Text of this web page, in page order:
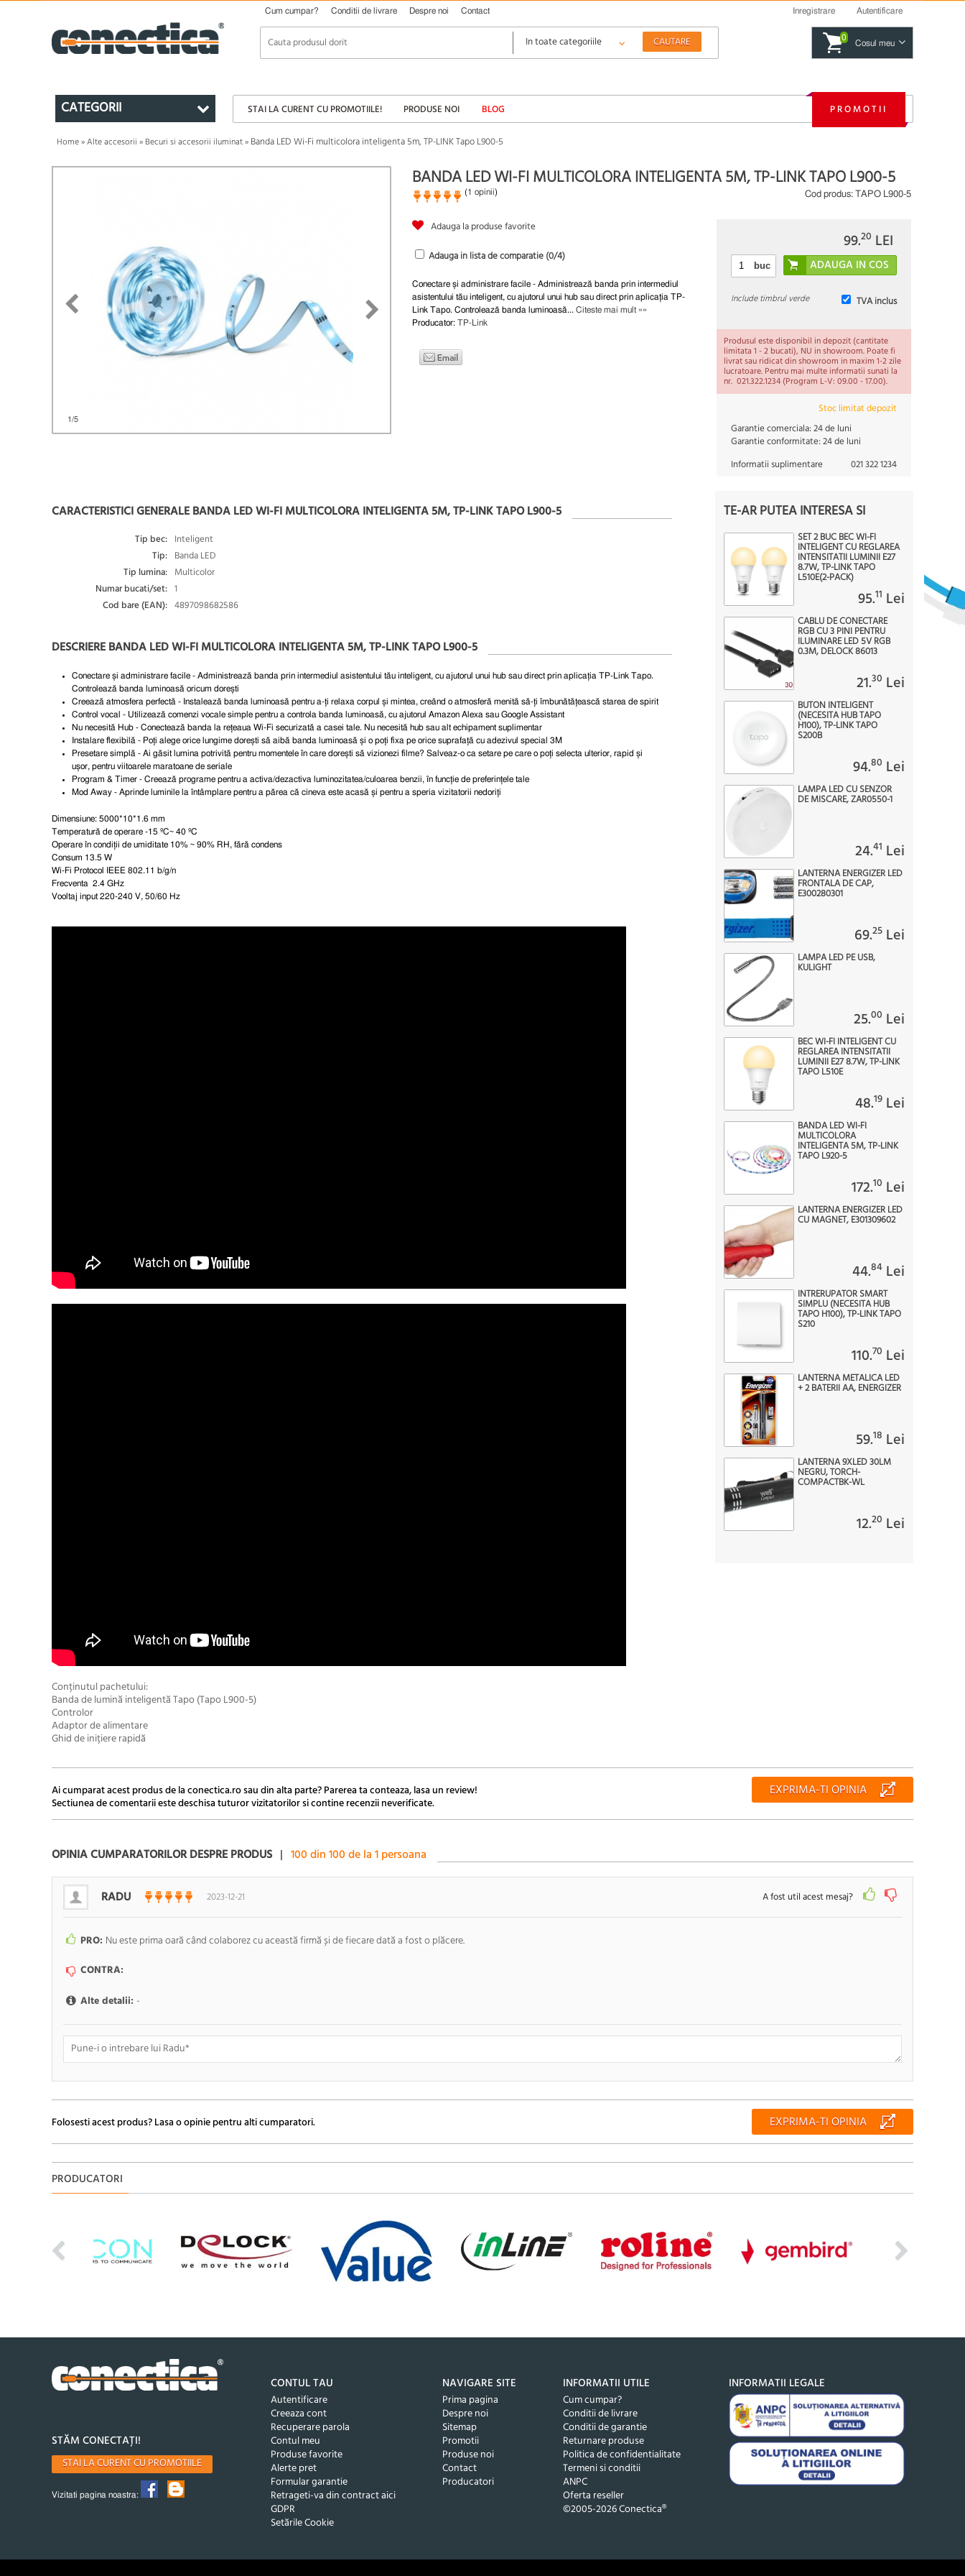
Cum cumpar? Conditii de livrare Despre noi Contact Inregistrare Autentificare
0
Cosul meu
CATEGORII STAI LA CURENT CU PROMOTIILE! PRODUSE NOI BLOG PROMOTII
Home»Alte accesorii » Becuri si accesorii iluminat» Banda LED Wi-Fi multicolora inteligenta 5m, TP-LINK Tapo L900-5
1/5
BANDA LED WI-FI MULTICOLORA INTELIGENTA 5M, TP-LINK TAPO L900-5
(1 opinii) Cod produs: TAPO L900-5
Adauga la produse favorite
Adauga in lista de comparatie (0/4)
Conectare și administrare facile - Administrează banda prin intermediul
asistentului tău inteligent, cu ajutorul unui hub sau direct prin aplicația TP-
Link Tapo. Controlează banda luminoasă... Citeste mai mult »»
Producator: TP-Link
99.20 LEI
buc
TVA inclus
Include timbrul verde
Produsul este disponibil in depozit (cantitate
limitata 1 - 2 bucati), NU in showroom. Poate fi
livrat sau ridicat din showroom in maxim 1-2 zile
lucratoare. Pentru mai multe informatii sunati la
nr. 021.322.1234 (Program L-V: 09.00 - 17.00).
Stoc limitat depozit
Garantie comerciala:24 de luni
Garantie conformitate:24 de luni
Informatii suplimentare
021 322 1234
CARACTERISTICI GENERALE BANDA LED WI-FI MULTICOLORA INTELIGENTA 5M, TP-LINK TAPO L900-5
Tip bec: Inteligent
Tip: Banda LED
Tip lumina: Multicolor
Numar bucati/set: 1
Cod bare (EAN): 4897098682586
DESCRIERE BANDA LED WI-FI MULTICOLORA INTELIGENTA 5M, TP-LINK TAPO L900-5
Conectare și administrare facile- Administrează banda prin intermediul asistentului tău inteligent, cu ajutorul unui hub sau direct prin aplicația TP-Link Tapo.
Controlează banda luminoasă oricum dorești
Creează atmosfera perfectă- Instalează banda luminoasă pentru a-ți relaxa corpul și mintea, creând o atmosferă menită să-ți îmbunătățească starea de spirit
Control vocal- Utilizează comenzi vocale simple pentru a controla banda luminoasă, cu ajutorul Amazon Alexa sau Google Assistant
Nu necesită Hub - Conectează banda la rețeaua Wi-Fi securizată a casei tale. Nu necesită hub sau alt echipament suplimentar
Instalare flexibilă - Poți alege orice lungime dorești să aibă banda luminoasă și o poți fixa pe orice suprafață cu adezivul special 3M
Presetare simplă - Ai găsit lumina potrivită pentru momentele în care dorești să vizionezi filme? Salveaz-o ca setare pe care o poți selecta ulterior, rapid și
ușor, pentru viitoarele maratoane de seriale
Program & Timer- Creează programe pentru a activa/dezactiva luminozitatea/culoarea benzii, în funcție de preferințele tale
Mod Away- Aprinde luminile la întâmplare pentru a părea că cineva este acasă și pentru a speria vizitatorii nedoriți
Dimensiune: 5000*10*1.6 mm
Temperatură de operare -15 ºC~ 40 ºC
Operare în condiții de umiditate 10% ~ 90% RH, fără condens
Consum 13.5 W
Wi-Fi Protocol
IEEE 802.11 b/g/n
Frecventa 2.4 GHz
Vooltaj input 220-240 V, 50/60 Hz
Conținutul pachetului:
Banda de lumină inteligentă Tapo (Tapo L900-5)
Controlor
Adaptor de alimentare
Ghid de inițiere rapidă
TE-AR PUTEA INTERESA SI
SET 2 BUC BEC WI-FI
INTELIGENT CU REGLAREA
INTENSITATII LUMINII E27
8.7W, TP-LINK TAPO
L510E(2-PACK)
95.11 Lei
CABLU DE CONECTARE
RGB CU 3 PINI PENTRU
ILUMINARE LED 5V RGB
0.3M, DELOCK 86013
21.30 Lei
BUTON INTELIGENT
(NECESITA HUB TAPO
H100), TP-LINK TAPO
S200B
94.80 Lei
LAMPA LED CU SENZOR
DE MISCARE, ZAR0550-1
24.41 Lei
LANTERNA ENERGIZER LED
FRONTALA DE CAP,
E300280301
69.25 Lei
LAMPA LED PE USB,
KULIGHT
25.00 Lei
BEC WI-FI INTELIGENT CU
REGLAREA INTENSITATII
LUMINII E27 8.7W, TP-LINK
TAPO L510E
48.19 Lei
BANDA LED WI-FI
MULTICOLORA
INTELIGENTA 5M, TP-LINK
TAPO L920-5
172.10 Lei
LANTERNA ENERGIZER LED
CU MAGNET, E301309602
44.84 Lei
INTRERUPATOR SMART
SIMPLU (NECESITA HUB
TAPO H100), TP-LINK TAPO
S210
110.70 Lei
LANTERNA METALICA LED
+ 2 BATERII AA, ENERGIZER
59.18 Lei
LANTERNA 9XLED 30LM
NEGRU, TORCH-
COMPACTBK-WL
12.20 Lei
Ai cumparat acest produs de la conectica.ro sau din alta parte? Parerea ta conteaza, lasa un review!
Sectiunea de comentarii este deschisa tuturor vizitatorilor si contine recenzii neverificate.
EXPRIMA-TI OPINIA
OPINIA CUMPARATORILOR DESPRE PRODUS | 100din100de la1persoana
RADU 2023-12-21 A fost util acest mesaj?
PRO: Nu este prima oară când colaborez cu această firmă și de fiecare dată a fost o plăcere.
CONTRA:
Alte detalii: -
Doresc sa fiu anuntat pe e-mail cand apar noi comentarii
Folosesti acest produs? Lasa o opinie pentru alti cumparatori.
EXPRIMA-TI OPINIA
PRODUCATORI
STĂM CONECTAȚI!
STAI LA CURENT CU PROMOTIILE
Vizitati pagina noastra:
CONTUL TAU
Autentificare
Creeaza cont
Recuperare parola
Contul meu
Produse favorite
Alerte pret
Formular garantie
Retrageti-va din contract aici
GDPR
Setările Cookie
NAVIGARE SITE
Prima pagina
Despre noi
Sitemap
Promotii
Produse noi
Contact
Producatori
INFORMATII UTILE
Cum cumpar?
Conditii de livrare
Conditii de garantie
Returnare produse
Politica de confidentialitate
Termeni si conditii
ANPC
Oferta reseller
©2005-2026 Conectica®
INFORMATII LEGALE